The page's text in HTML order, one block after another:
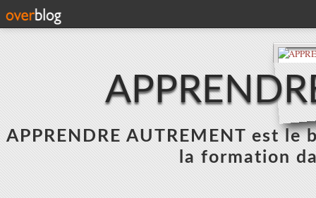
APPRENDRE AUTREMENT est
la formation